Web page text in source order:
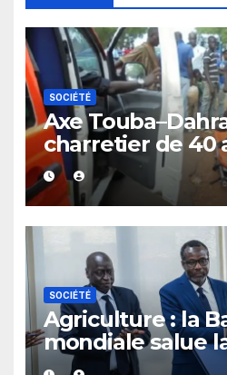
SOCIÉTÉ
Axe
charretier de 40
mortellement
véhicule
SOCIÉTÉ
Agriculture : la
mondiale salue
Sénégal après